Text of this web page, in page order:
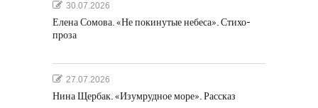
30.07.2026
Елена Сомова. «Не покинутые небеса». Стихо-
проза
27.07.2026
Нина Щербак. «Изумрудное море». Рассказ